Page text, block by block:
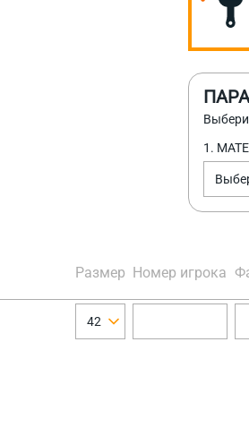
1.
Размер Номер игрока
42